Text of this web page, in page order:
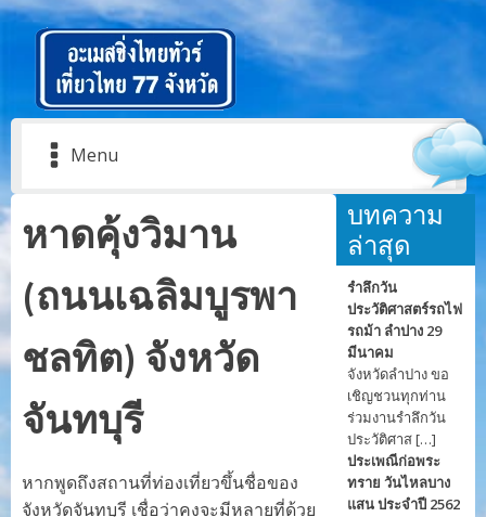
Menu
หาดคุ้งวิมาน
(ถนนเฉลิมบูรพา
ชลทิต) จังหวัด
จันทบุรี
หากพูดถึงสถานที่ท่องเที่ยวขึ้นชื่อของ
จังหวัดจันทบุรี เชื่อว่าคงจะมีหลายที่ด้วย
บทความ
ล่าสุด
รำลึกวัน
ประวัติศาสตร์รถไฟ
รถม้า ลำปาง 29
มีนาคม
จังหวัดลำปาง ขอ
เชิญชวนทุกท่าน
ร่วมงานรำลึกวัน
ประวัติศาส […]
ประเพณีก่อพระ
ทราย วันไหลบาง
แสน ประจำปี 2562